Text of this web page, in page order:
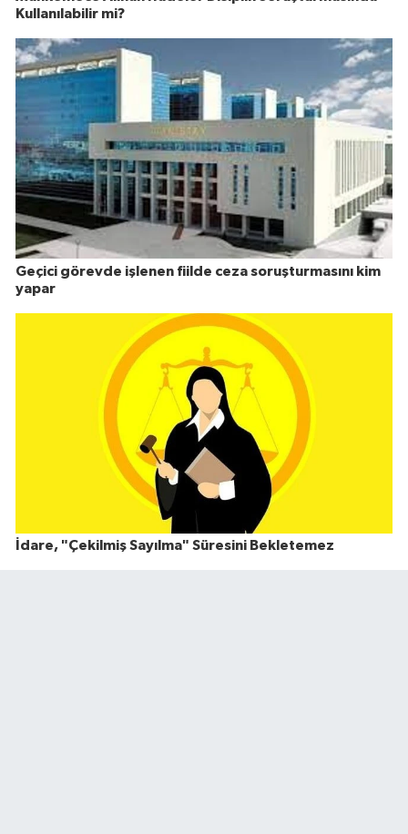
Kullanılabilir mi?
Geçici görevde işlenen fiilde ceza soruşturmasını kim
yapar
İdare, "Çekilmiş Sayılma" Süresini Bekletemez